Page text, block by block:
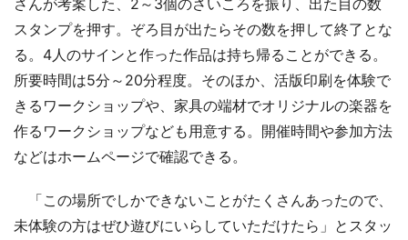
スタンプを押す。ぞろ目が出たらその数を押して終了とな
る。4人のサインと作った作品は持ち帰ることができる。
所要時間は5分～20分程度。そのほか、活版印刷を体験で
きるワークショップや、家具の端材でオリジナルの楽器を
作るワークショップなども用意する。開催時間や参加方法
などはホームページで確認できる。
「この場所でしかできないことがたくさんあったので、
未体験の方はぜひ遊びにいらしていただけたら」とスタッ